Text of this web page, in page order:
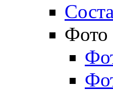
Фото